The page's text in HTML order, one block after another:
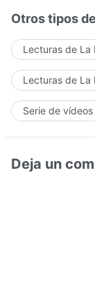
Otros tipos
Lecturas de La
Lecturas de La
Serie de
Deja un